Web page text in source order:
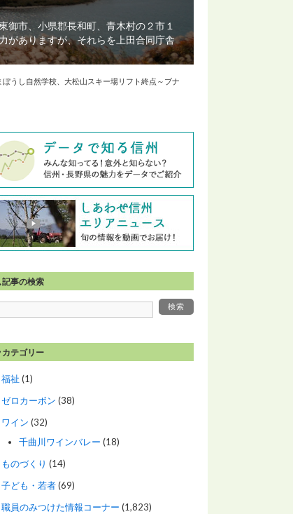
御市、小県郡長和町、青木村の２市１
がありますが、それらを上田合同庁舎
うし自然学校、大松山スキー場リフト終点～ブナ
記事の検索
カテゴリー
福祉 (1)
ゼロカーボン (38)
ワイン (32)
千曲川ワインバレー (18)
ものづくり (14)
子ども・若者(69)
職員のみつけた情報コーナー (1,823)